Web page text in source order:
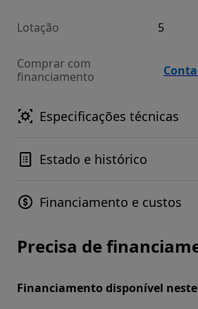
Lotação 5
Comprar com
financiamento
Especificações técnicas
Estado e histórico
Financiamento e custos
Precisa de
Financiamento disponível